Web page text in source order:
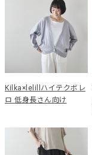
Kilka×lelillハイテクボレ
ロ 低身長さん向け